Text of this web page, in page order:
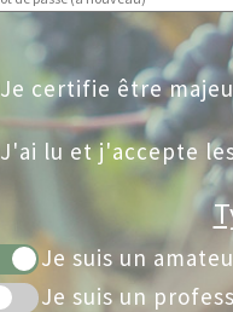
Je certifie être
J'ai lu et j'accepte
Je suis un
Je suis un